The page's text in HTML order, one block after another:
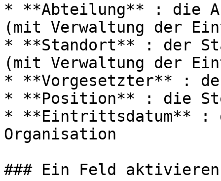
* **Abteilung** : die
(mit Verwaltung der
* **Standort** : der
(mit Verwaltung der
* **Vorgesetzter** :
* **Position** : die
* **Eintrittsdatum** :
Organisation
### Ein Feld